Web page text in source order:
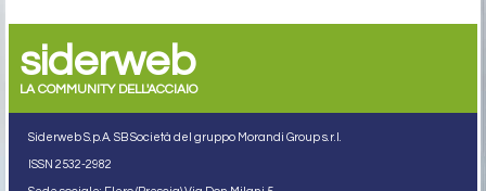
siderweb
LA COMMUNITY DELL'ACCIAIO
Siderweb S.p.A. SB Società del gruppo Morandi Group s.r.l.
ISSN 2532-2982